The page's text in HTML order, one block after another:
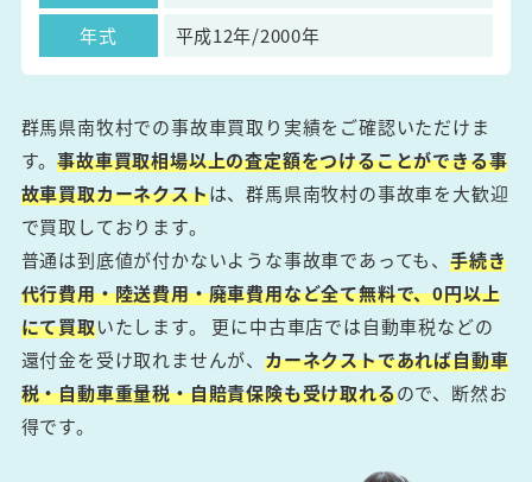
年式
平成12年/2000年
群馬県南牧村での事故車買取り実績をご確認いただけま
す。事故車買取相場以上の査定額をつけることができる事
故車買取カーネクストは、群馬県南牧村の事故車を大歓迎
で買取しております。
普通は到底値が付かないような事故車であっても、手続き
代行費用・陸送費用・廃車費用など全て無料で、0円以上
にて買取いたします。 更に中古車店では自動車税などの
還付金を受け取れませんが、カーネクストであれば自動車
税・自動車重量税・自賠責保険も受け取れるので、断然お
得です。